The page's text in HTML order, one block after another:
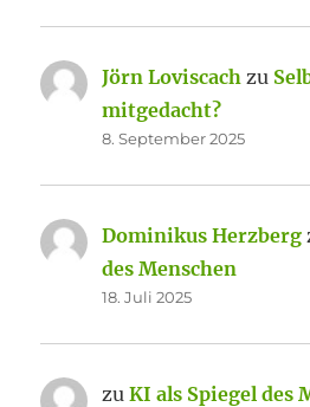
Jörn Loviscach zu
mitgedacht?
8. September 2025
Dominikus Herzberg
des Menschen
18. Juli 2025
zuKI als Spiegel des